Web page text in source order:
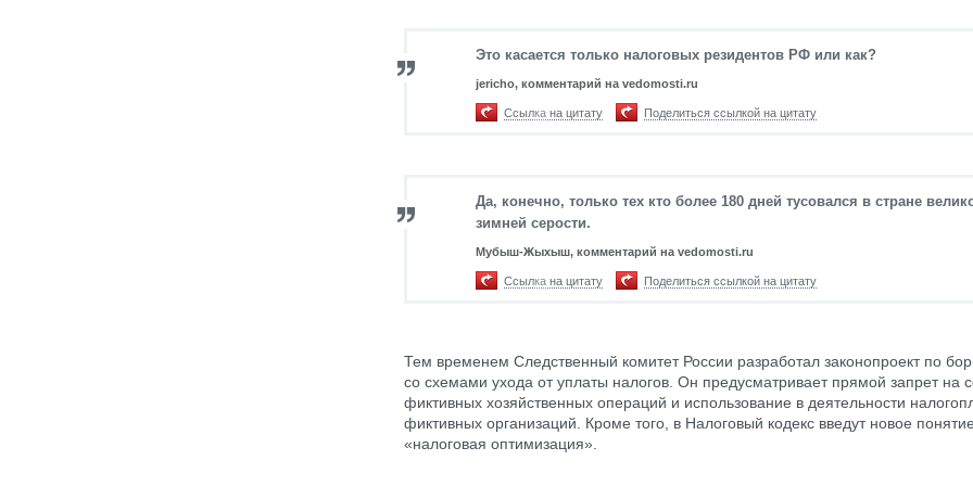
Это касается только налоговых резидентов РФ или как?
jericho, комментарий на vedomosti.ru
Ссылка на цитату Поделиться ссылкой на цитату
Да, конечно, только тех кто более 180 дней тусовался в стране
зимней серости.
Мубыш-Жыхыш, комментарий на vedomosti.ru
Ссылка на цитату Поделиться ссылкой на цитату
Тем временем Следственный комитет России разработал законопроект по
со схемами ухода от уплаты налогов. Он предусматривает прямой запрет на
фиктивных хозяйственных операций и использование в деятельности
фиктивных организаций. Кроме того, в Налоговый кодекс введут новое
«налоговая оптимизация».